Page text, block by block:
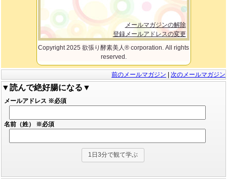
メールマガジンの解除
登録メールアドレスの変更
Copyright 2025 欲張り酵素美人® corporation. All rights
reserved.
前のメールマガジン | 次のメールマガジン
▼読んで絶好腸になる▼
メールアドレス ※必須
名前（姓） ※必須